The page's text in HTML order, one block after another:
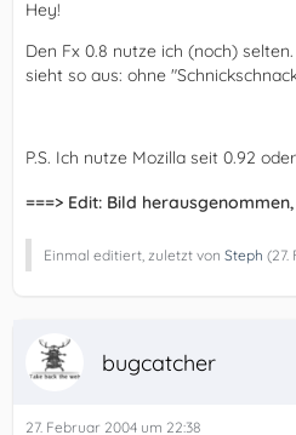
Hey!
Den Fx 0.8 nutze ich (noch)
sieht so aus: ohne
P.S. Ich nutze Mozilla seit 0.92
===> Edit: Bild
Einmal editiert, zuletzt von Steph (27.
bugcatcher
27. Februar 2004 um 22:38